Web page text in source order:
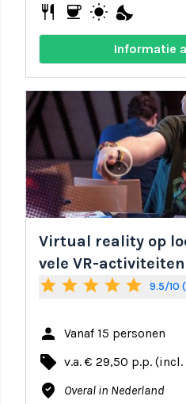
restaurant coffee wb_sunny nights_stay
Informatie
Virtual reality op
vele VR-
star star star star star
person Vanaf 15 personen
local_offer v.a. € 29,50 p.p.
where_to_vote Overal in Nederland